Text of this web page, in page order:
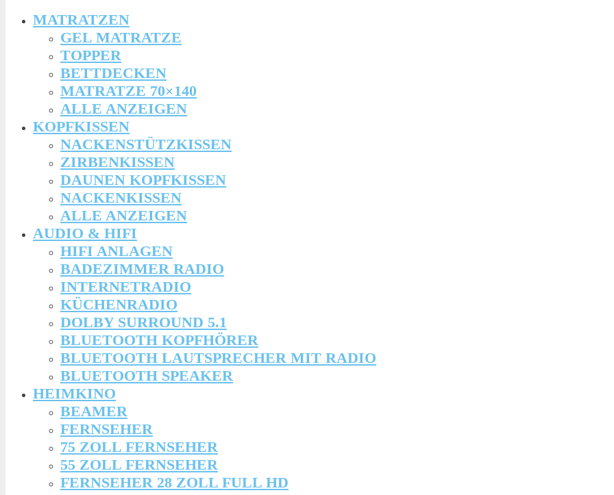
MATRATZEN
GEL MATRATZE
TOPPER
BETTDECKEN
MATRATZE 70×140
ALLE ANZEIGEN
KOPFKISSEN
NACKENSTÜTZKISSEN
ZIRBENKISSEN
DAUNEN KOPFKISSEN
NACKENKISSEN
ALLE ANZEIGEN
AUDIO & HIFI
HIFI ANLAGEN
BADEZIMMER RADIO
INTERNETRADIO
KÜCHENRADIO
DOLBY SURROUND 5.1
BLUETOOTH KOPFHÖRER
BLUETOOTH LAUTSPRECHER MIT RADIO
BLUETOOTH SPEAKER
HEIMKINO
BEAMER
FERNSEHER
75 ZOLL FERNSEHER
55 ZOLL FERNSEHER
FERNSEHER 28 ZOLL FULL HD